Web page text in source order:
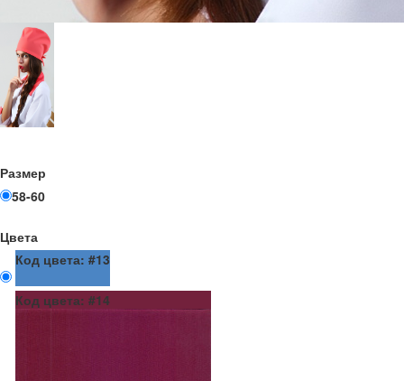
Размер
58-60
Цвета
Код цвета: #13
Код цвета: #14